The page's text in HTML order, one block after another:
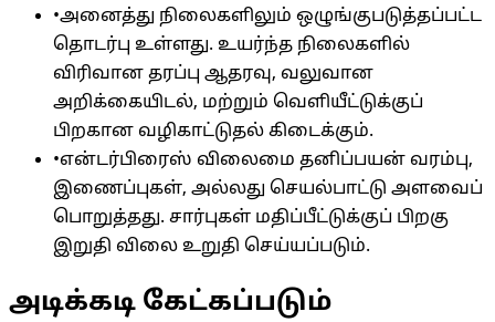
•அனைத்து நிலைகளிலும் ஒழுங்குபடுத்தப்பட்ட
தொடர்பு உள்ளது. உயர்ந்த நிலைகளில்
விரிவான தரப்பு ஆதரவு, வலுவான
அறிக்கையிடல், மற்றும் வெளியீட்டுக்குப்
பிறகான வழிகாட்டுதல் கிடைக்கும்.
•என்டர்பிரைஸ் விலைமை தனிப்பயன் வரம்பு,
இணைப்புகள், அல்லது செயல்பாட்டு அளவைப்
பொறுத்தது. சார்புகள் மதிப்பீட்டுக்குப் பிறகு
இறுதி விலை உறுதி செய்யப்படும்.
அடிக்கடி கேட்கப்படும்